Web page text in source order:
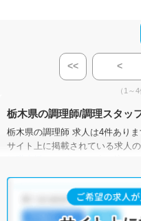
<< <
（1～
栃木県の調理師/調理スタッ
栃木県の調理師 求人は4件ありま
サイト上に掲載されている求人の
にお申し込み
栃木県の調理師 求人では以下の
土日祝休・積極採用中・